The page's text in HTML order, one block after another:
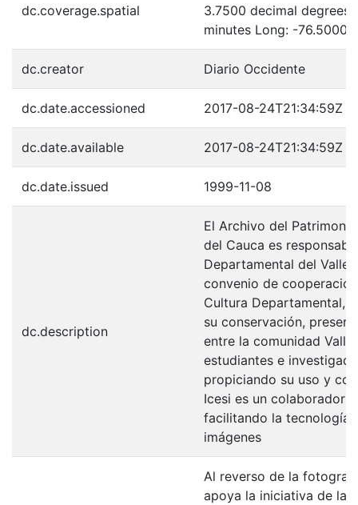
dc.coverage.spatial
3.7500 decimal degrees
minutes Long: -76.5000
dc.creator Diario Occidente
dc.date.accessioned 2017-08-24T21:34:59Z
dc.date.available 2017-08-24T21:34:59Z
dc.date.issued 1999-11-08
dc.description
El Archivo del
del Cauca es
Departamental del Valle
convenio de
Cultura Departamental,
su conservación,
entre la comunidad
estudiantes e
propiciando su uso y
Icesi es un colaborador
facilitando la tecnología
imágenes
Al reverso de la
apoya la iniciativa de la